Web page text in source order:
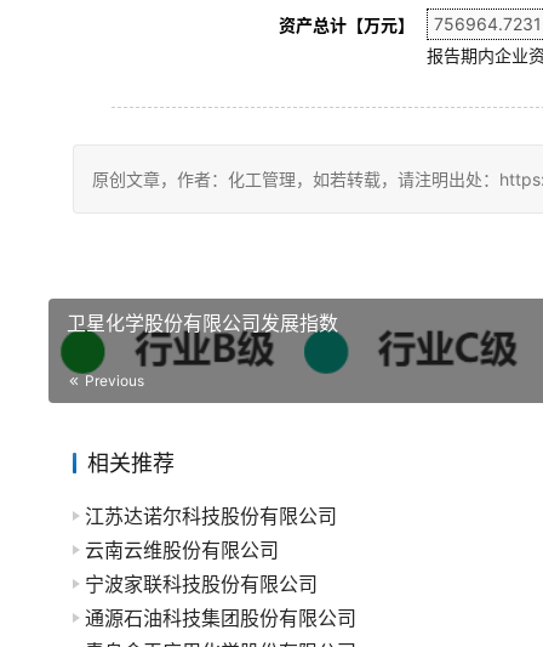
资产总计【万元】
报告期内企业
原创文章，作者：化工管理，如若转载，请注明出处：
卫星化学股份有限公司发展指数
Previous
相关推荐
江苏达诺尔科技股份有限公司
云南云维股份有限公司
宁波家联科技股份有限公司
通源石油科技集团股份有限公司